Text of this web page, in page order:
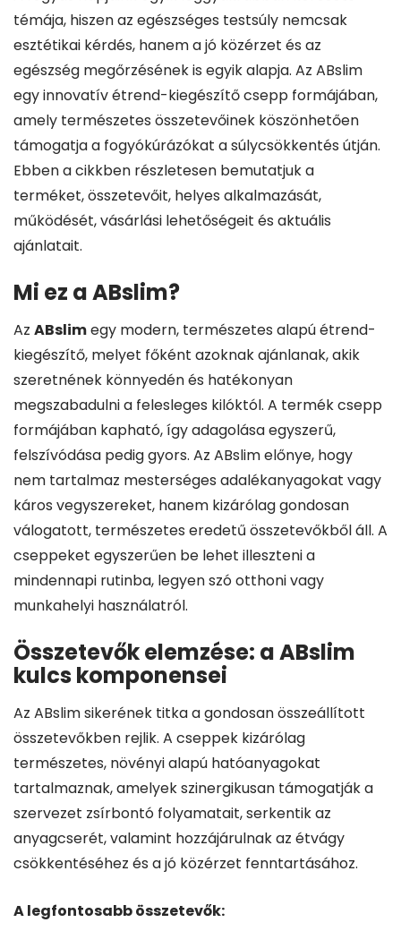
témája, hiszen az egészséges testsúly nemcsak
esztétikai kérdés, hanem a jó közérzet és az
egészség megőrzésének is egyik alapja. Az ABslim
egy innovatív étrend-kiegészítő csepp formájában,
amely természetes összetevőinek köszönhetően
támogatja a fogyókúrázókat a súlycsökkentés útján.
Ebben a cikkben részletesen bemutatjuk a
terméket, összetevőit, helyes alkalmazását,
működését, vásárlási lehetőségeit és aktuális
ajánlatait.
Mi ez a ABslim?
Az ABslimegy modern, természetes alapú étrend-
kiegészítő, melyet főként azoknak ajánlanak, akik
szeretnének könnyedén és hatékonyan
megszabadulni a felesleges kilóktól. A termék csepp
formájában kapható, így adagolása egyszerű,
felszívódása pedig gyors. Az ABslim előnye, hogy
nem tartalmaz mesterséges adalékanyagokat vagy
káros vegyszereket, hanem kizárólag gondosan
válogatott, természetes eredetű összetevőkből áll. A
cseppeket egyszerűen be lehet illeszteni a
mindennapi rutinba, legyen szó otthoni vagy
munkahelyi használatról.
Összetevők elemzése: a ABslim
kulcs komponensei
Az ABslim sikerének titka a gondosan összeállított
összetevőkben rejlik. A cseppek kizárólag
természetes, növényi alapú hatóanyagokat
tartalmaznak, amelyek szinergikusan támogatják a
szervezet zsírbontó folyamatait, serkentik az
anyagcserét, valamint hozzájárulnak az étvágy
csökkentéséhez és a jó közérzet fenntartásához.
A legfontosabb összetevők: